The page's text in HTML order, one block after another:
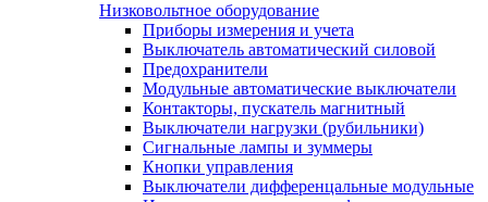
Низковольтное оборудование
Приборы измерения и учета
Выключатель автоматический силовой
Предохранители
Модульные автоматические выключатели
Контакторы, пускатель магнитный
Выключатели нагрузки (рубильники)
Сигнальные лампы и зуммеры
Кнопки управления
Выключатели дифференцальные модульные